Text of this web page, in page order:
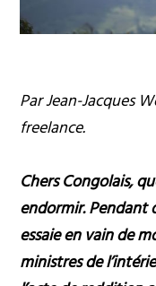
Par Jean-Jacques
freelance.
Chers Congolais,
endormir. Pendant
essaie en vain de
ministres de